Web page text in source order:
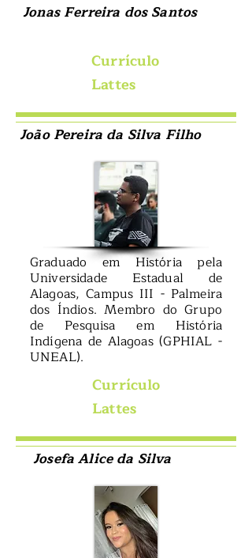
Jonas Ferreira dos Santos
Currículo
Lattes
João Pereira da Silva Filho
Graduado em História pela
Universidade Estadual de
Alagoas, Campus III - Palmeira
dos Índios. Membro do Grupo
de Pesquisa em História
Indígena de Alagoas (GPHIAL -
UNEAL).
Currículo
Lattes
Josefa Alice da Silva